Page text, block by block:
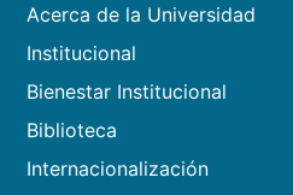
Acerca de la Universidad
Institucional
Bienestar Institucional
Biblioteca
Internacionalización